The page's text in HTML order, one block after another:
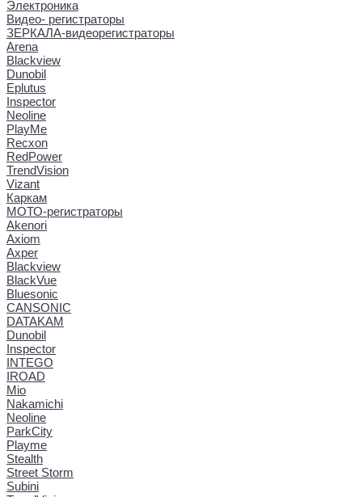
Электроника
Видео- регистраторы
ЗЕРКАЛА-видеорегистраторы
Arena
Blackview
Dunobil
Eplutus
Inspector
Neoline
PlayMe
Recxon
RedPower
TrendVision
Vizant
Каркам
МОТО-регистраторы
Akenori
Axiom
Axper
Blackview
BlackVue
Bluesonic
CANSONIC
DATAKAM
Dunobil
Inspector
INTEGO
IROAD
Mio
Nakamichi
Neoline
ParkCity
Playme
Stealth
Street Storm
Subini